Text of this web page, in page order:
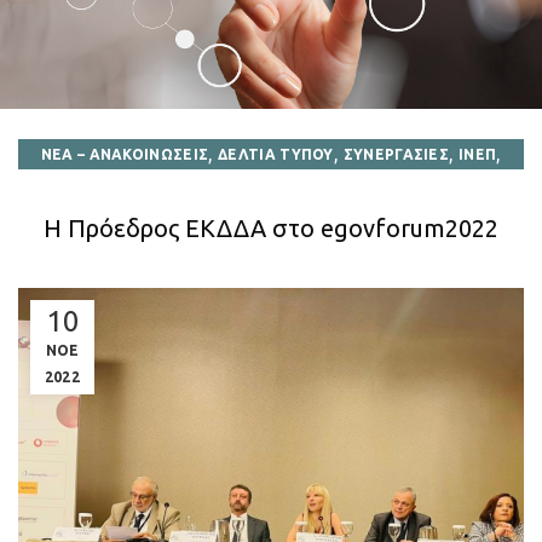
ΝΕΑ – ΑΝΑΚΟΙΝΩΣΕΙΣ,ΔΕΛΤΙΑ ΤΥΠΟΥ, ΣΥΝΕΡΓΑΣΙΕΣ, ΙΝΕΠ ,
Η Πρόεδρος ΕΚΔΔΑ στο egovforum2022
10
ΝΟΕ
2022